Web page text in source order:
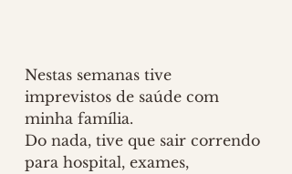
Nestas semanas tive
imprevistos de saúde com
minha família.
Do nada, tive que sair correndo
para hospital, exames,